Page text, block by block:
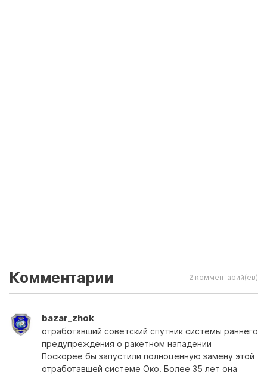
Комментарии 2 комментарий(ев)
bazar_zhok
отработавший советский спутник системы раннего
предупреждения о ракетном нападении
Поскорее бы запустили полноценную замену этой
отработавшей системе Око. Более 35 лет она